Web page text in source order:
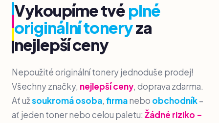
Vykoupíme tvé plné
originální toneryza
nejlepší ceny
Nepoužité originální tonery jednoduše prodej!
Všechny značky, nejlepší ceny, doprava zdarma.
Ať užsoukromá osoba, firmanebo obchodník–
ať jeden toner nebo celou paletu: Žádné riziko –